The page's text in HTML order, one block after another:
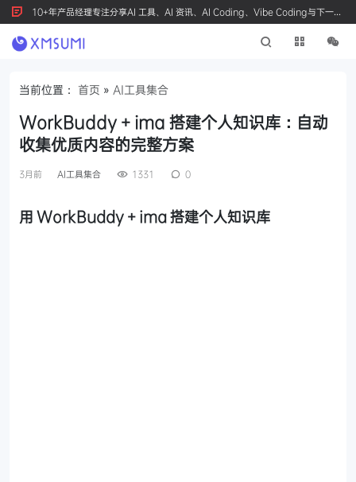
10+年产品经理专注分享AI 工具、AI 资讯、AI Coding、Vibe Coding与下一代
产品创新，按 Ctrl+D 收藏我们
当前位置： 首页 » AI工具集合
WorkBuddy + ima 搭建个人知识库：自动
收集优质内容的完整方案
3月前 AI工具集合 1331 0
用 WorkBuddy + ima 搭建个人知识库